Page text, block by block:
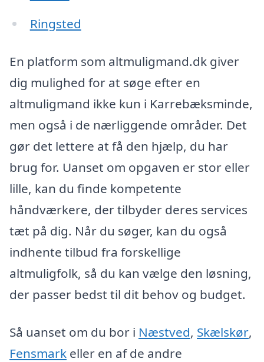
Ringsted
En platform som altmuligmand.dk giver
dig mulighed for at søge efter en
altmuligmand ikke kun i Karrebæksminde,
men også i de nærliggende områder. Det
gør det lettere at få den hjælp, du har
brug for. Uanset om opgaven er stor eller
lille, kan du finde kompetente
håndværkere, der tilbyder deres services
tæt på dig. Når du søger, kan du også
indhente tilbud fra forskellige
altmuligfolk, så du kan vælge den løsning,
der passer bedst til dit behov og budget.
Så uanset om du bor i Næstved, Skælskør,
Fensmark eller en af de andre